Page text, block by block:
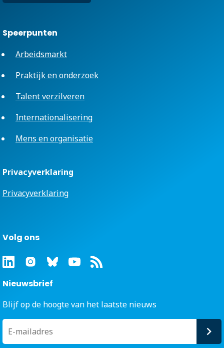
Speerpunten
Arbeidsmarkt
Praktijk en onderzoek
Talent verzilveren
Internationalisering
Mens en organisatie
Privacyverklaring
Privacyverklaring
Volg ons
Nieuwsbrief
Blijf op de hoogte van het laatste nieuws